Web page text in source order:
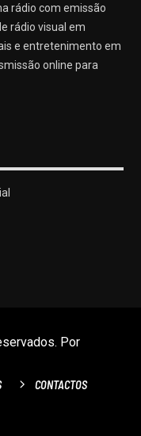
rádio com emissão
rádio visual em
e entretenimento em
online para
Por
CONTACTOS